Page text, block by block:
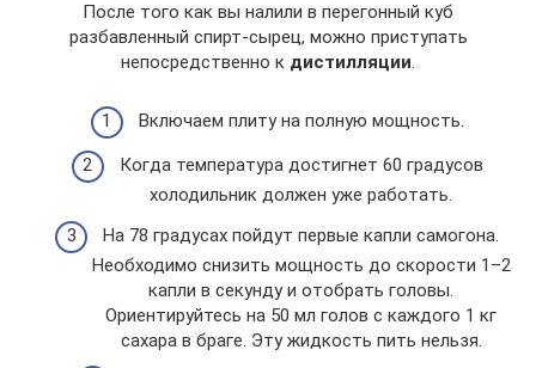
После того как вы налили в перегонный куб
разбавленный спирт-сырец, можно приступать
непосредственно к дистилляции.
Включаем плиту на полную мощность.
Когда температура достигнет 60 градусов
холодильник должен уже работать.
На 78 градусах пойдут первые капли самогона.
Необходимо снизить мощность до скорости 1–2
капли в секунду и отобрать головы.
Ориентируйтесь на 50 мл голов с каждого 1 кг
сахара в браге. Эту жидкость пить нельзя.